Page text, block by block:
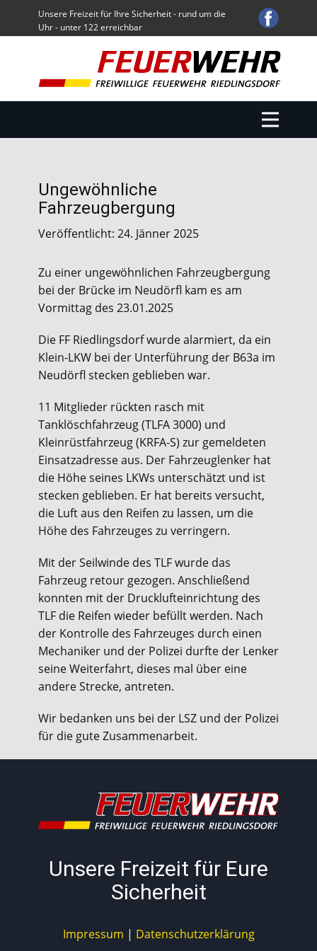
Unsere Freizeit für Ihre Sicherheit - rund um die
Uhr - unter 122 erreichbar
Start
Einsätze
Übungen / Sonstige Aktivitäten
Service
Downloads
Ungewöhnliche
Fahrzeugbergung
Veröffentlicht: 24. Jänner 2025
Zu einer ungewöhnlichen Fahrzeugbergung
bei der Brücke im Neudörfl kam es am
Vormittag des 23.01.2025
Die FF Riedlingsdorf wurde alarmiert, da ein
Klein-LKW bei der Unterführung der B63a im
Neudörfl stecken geblieben war.
11 Mitglieder rückten rasch mit
Tanklöschfahrzeug (TLFA 3000) und
Kleinrüstfahrzeug (KRFA-S) zur gemeldeten
Einsatzadresse aus. Der Fahrzeuglenker hat
die Höhe seines LKWs unterschätzt und ist
stecken geblieben. Er hat bereits versucht,
die Luft aus den Reifen zu lassen, um die
Höhe des Fahrzeuges zu verringern.
Mit der Seilwinde des TLF wurde das
Fahrzeug retour gezogen. Anschließend
konnten mit der Drucklufteinrichtung des
TLF die Reifen wieder befüllt werden. Nach
der Kontrolle des Fahrzeuges durch einen
Mechaniker und der Polizei durfte der Lenker
seine Weiterfahrt, dieses mal über eine
andere Strecke, antreten.
Wir bedanken uns bei der LSZ und der Polizei
für die gute Zusammenarbeit.
Unsere Freizeit für Eure
Sicherheit
Impressum | Datenschutzerklärung